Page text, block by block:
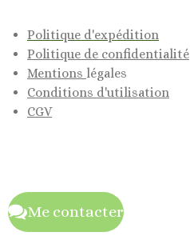
Politique d'expédition
Politique de confidentialité
Mentions légales
Conditions d'utilisation
CGV
Me contacter